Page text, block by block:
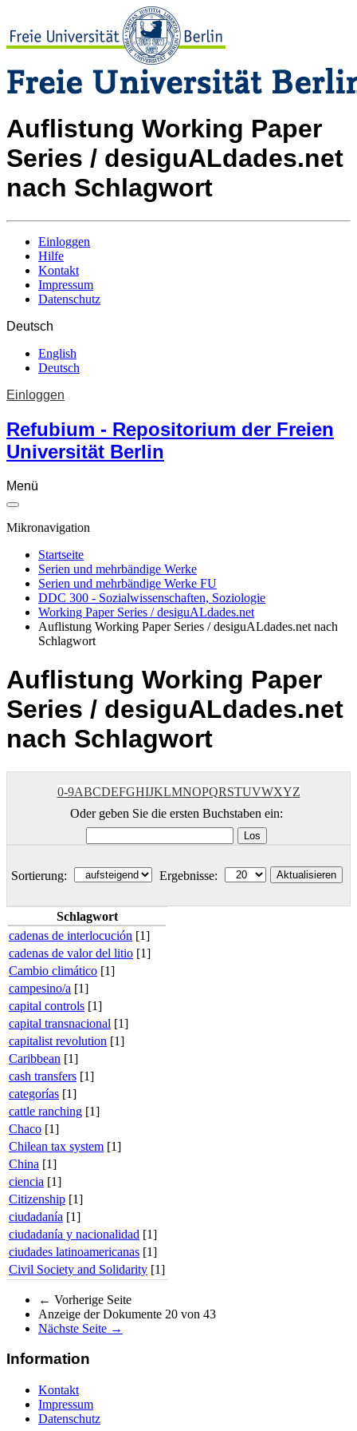
Auflistung Working Paper
Series / desiguALdades.net
nach Schlagwort
Einloggen
Hilfe
Kontakt
Impressum
Datenschutz
Deutsch
English
Deutsch
Einloggen
Refubium - Repositorium der Freien
Universität Berlin
Menü
Mikronavigation
Startseite
Serien und mehrbändige Werke
Serien und mehrbändige Werke FU
DDC 300 - Sozialwissenschaften, Soziologie
Working Paper Series / desiguALdades.net
Auflistung Working Paper Series / desiguALdades.net nach
Schlagwort
Auflistung Working Paper
Series / desiguALdades.net
nach Schlagwort
0-9ABCDEFGHIJKLMNOPQRSTUVWXYZ
Oder geben Sie die ersten Buchstaben ein:
Sortierung: Ergebnisse:
Schlagwort
cadenas de interlocución [1]
cadenas de valor del litio [1]
Cambio climático [1]
campesino/a [1]
capital controls [1]
capital transnacional [1]
capitalist revolution [1]
Caribbean [1]
cash transfers [1]
categorías [1]
cattle ranching [1]
Chaco [1]
Chilean tax system [1]
China [1]
ciencia [1]
Citizenship [1]
ciudadanía [1]
ciudadanía y nacionalidad [1]
ciudades latinoamericanas [1]
Civil Society and Solidarity [1]
← Vorherige Seite
Anzeige der Dokumente 20 von 43
Nächste Seite →
Information
Kontakt
Impressum
Datenschutz